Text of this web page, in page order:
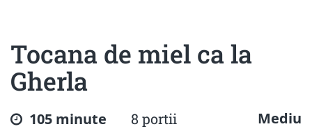
Tocana de miel ca la
Gherla
105 minute 8 portii Mediu